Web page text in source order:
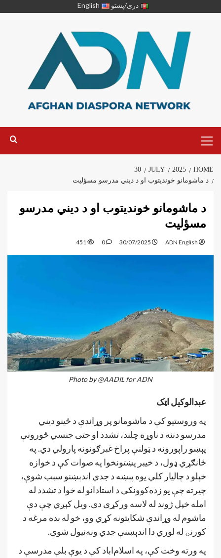
دری/پشتو English
HOME
2025
JULY
30
د ماشومانو خوندیتوب او د دیني مدرسو مسؤلیت
د ماشومانو خوندیتوب او د دیني مدرسو
مسؤلیت
ADN English
30/07/2025
0
451
Photo by @AADIL for ADN
عبدالوکیل اټک
په وروستیو کې د ماشومانو پر وړاندې د ځینو دیني
مدرسو دننه د ناوړه چلند، تشدد او حتی جنسي ځورونې
پېښو راپورونه د ټولنې پراخ غبرګونونه پارولي دي. په
ځانګړي ډول، د خیبر پښتونخوا په صوات کې د خوازه
خېلو د چاليار کلي یوه پېښه د جدي اندېښنو سبب شوې،
چیرته چې یو زده‌کوونکی د استادانو له خوا د تشدد له
امله خپل ژوند له لاسه ورکړی دی. ویل کېږي چې دې
ماشوم له وړاندې شکایتونه کړي وو، خو له بده مرغه د
کورنۍ له لوري دا اندېښنې جدي ونه‌نیول شوې.
په ورته وخت کې، په اسلام‌اباد کې د یوې بلې مدرسې د